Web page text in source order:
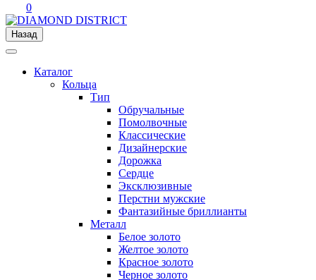
0
Назад
Каталог
Кольца
Тип
Обручальные
Помолвочные
Классические
Дизайнерские
Дорожка
Сердце
Эксклюзивные
Перстни мужские
Фантазийные бриллианты
Металл
Белое золото
Желтое золото
Красное золото
Черное золото